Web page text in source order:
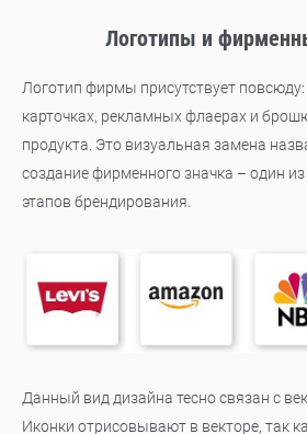
Логотипы и
Логотип фирмы присутствует
карточках, рекламных флаерах и
продукта. Это визуальная замена
создание фирменного значка – один
этапов брендирования.
Данный вид дизайна тесно связан с
Иконки отрисовывают в векторе, так